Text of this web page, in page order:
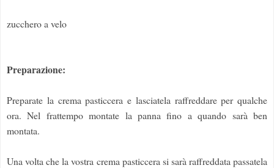
zucchero a velo
Preparazione:
Preparate la crema pasticcera e lasciatela raffreddare per qualche
ora. Nel frattempo montate la panna fino a quando sarà ben
montata.
Una volta che la vostra crema pasticcera si sarà raffreddata passatela